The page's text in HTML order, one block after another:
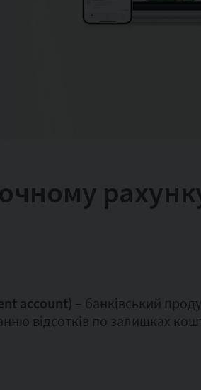
account) – банківський
відсотків по залишках